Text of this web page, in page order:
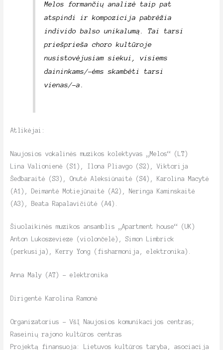
Melos formančių analizė taip pat
atspindi ir kompozicija pabrėžia
individo balso unikalumą. Tai tarsi
priešprieša choro kultūroje
nusistovėjusiam siekui, visiems
daininkams/-ėms skambėti tarsi
vienas/-a.
Atlikėjai:
Naujosios vokalinės muzikos kolektyvas „Melos“ (LT)
Lina Valionienė (S1), Ilona Pliavgo (S2), Viktorija
Šedbaraitė (S3), Onutė Aleksiūnaitė (S4), Karolina Macytė
(A1), Deimantė Motiejūnaitė (A2), Neringa Kaminskaitė
(A3), Beata Rapalavičiūtė (A4).
Šiuolaikinės muzikos ansamblis „Apartment house“ (UK)
Anton Lukoszevieze (violončelė), Simon Limbrick
(perkusija), Kerry Yong (fisharmonija, elektronika).
Anna Maly (AT) – elektronika
Dirigentė Karolina Ramonė
Organizatorius – VšĮ Naujosios komunikacijos centras;
Raseinių rajono kultūros centras
Projektą finansuoja: Lietuvos kultūros taryba, asociacija